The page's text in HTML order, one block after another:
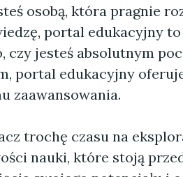
osobą, która pragnie
portal edukacyjny
czy jesteś absolutnym
portal edukacyjny
zaawansowania.
trochę czasu na
nauki, które stoją